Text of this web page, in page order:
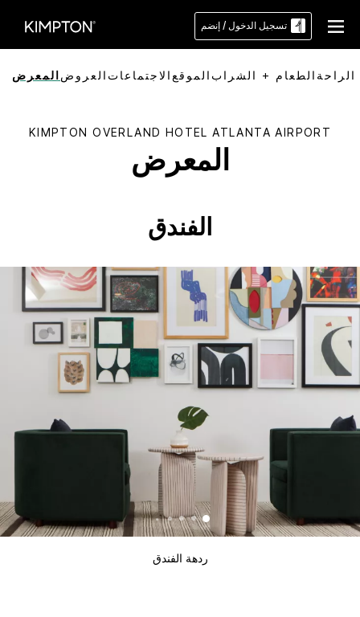
تسجيل الدخول / إنضم
الطعام + الشراب الموقع الاجتماعات العروضالمعرض
KIMPTON OVERLAND HOTEL ATLANTA AIRPORT
المعرض
الفندق
ردهة الفندق